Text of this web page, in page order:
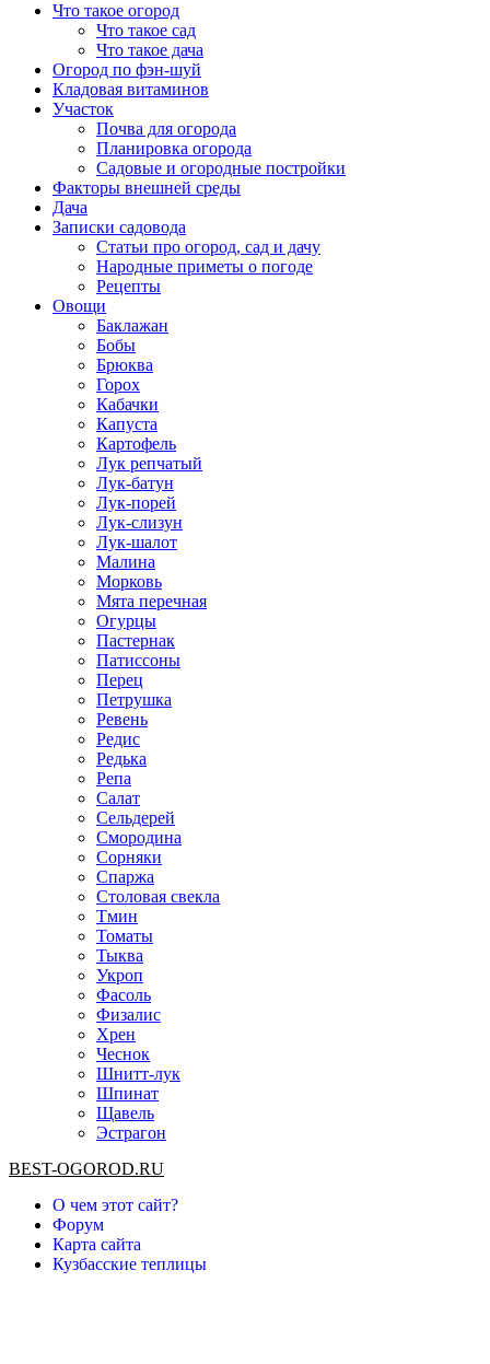
Что такое огород
Что такое сад
Что такое дача
Огород по фэн-шуй
Кладовая витаминов
Участок
Почва для огорода
Планировка огорода
Садовые и огородные постройки
Факторы внешней среды
Дача
Записки садовода
Статьи про огород, сад и дачу
Народные приметы о погоде
Рецепты
Овощи
Баклажан
Бобы
Брюква
Горох
Кабачки
Капуста
Картофель
Лук репчатый
Лук-батун
Лук-порей
Лук-слизун
Лук-шалот
Малина
Морковь
Мята перечная
Огурцы
Пастернак
Патиссоны
Перец
Петрушка
Ревень
Редис
Редька
Репа
Салат
Сельдерей
Смородина
Сорняки
Спаржа
Столовая свекла
Тмин
Томаты
Тыква
Укроп
Фасоль
Физалис
Хрен
Чеснок
Шнитт-лук
Шпинат
Щавель
Эстрагон
BEST-OGOROD.RU
О чем этот сайт?
Форум
Карта сайта
Кузбасские теплицы